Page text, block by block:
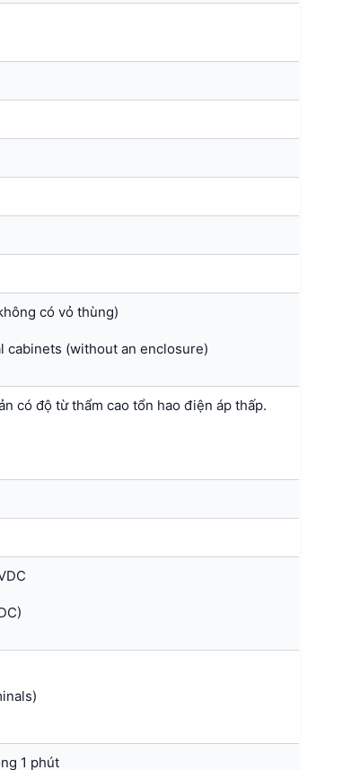
có vỏ thùng)
(without an enclosure)
có độ từ thẩm cao tổn hao điện áp thấp.
1 phút